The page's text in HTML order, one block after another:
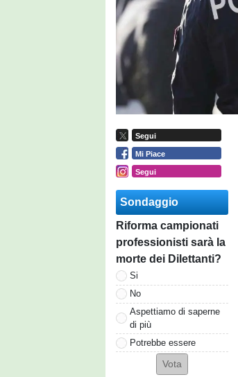
Segui
Mi Piace
Segui
Sondaggio
Riforma campionati
professionisti sarà la
morte dei Dilettanti?
Si
No
Aspettiamo di saperne
di più
Potrebbe essere